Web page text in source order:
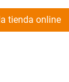
tienda online